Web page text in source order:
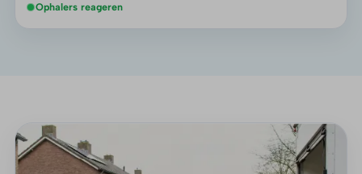
Ophalers reageren